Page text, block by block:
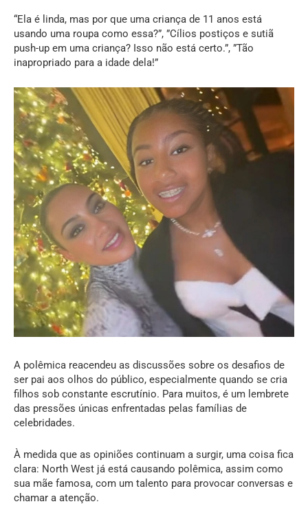
“Ela é linda, mas por que uma criança de 11 anos está
usando uma roupa como essa?”, ”Cílios postiços e sutiã
push-up em uma criança? Isso não está certo.”, ”Tão
inapropriado para a idade dela!”
A polêmica reacendeu as discussões sobre os desafios de
ser pai aos olhos do público, especialmente quando se cria
filhos sob constante escrutínio. Para muitos, é um lembrete
das pressões únicas enfrentadas pelas famílias de
celebridades.
À medida que as opiniões continuam a surgir, uma coisa fica
clara: North West já está causando polêmica, assim como
sua mãe famosa, com um talento para provocar conversas e
chamar a atenção.